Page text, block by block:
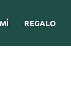
REGALO